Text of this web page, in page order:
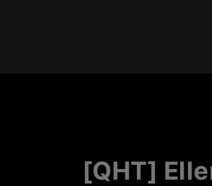
[QHT]